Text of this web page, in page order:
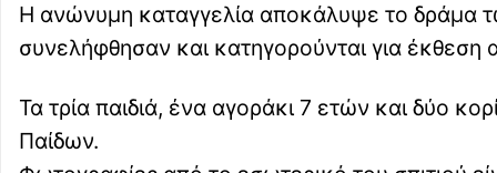
Η ανώνυμη καταγγελία αποκάλυψε το δράμα
συνελήφθησαν και κατηγορούνται για έκθεση
Τα τρία παιδιά, ένα αγοράκι 7 ετών και δύο
Παίδων.